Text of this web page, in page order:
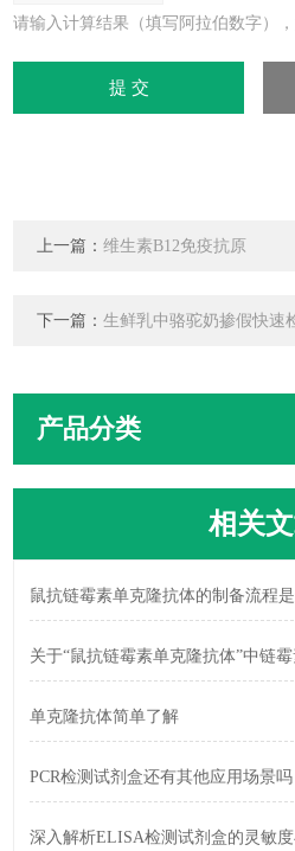
请输入计算结果（填写阿拉伯数字）
上一篇：维生素B12免疫抗原
下一篇：生鲜乳中骆驼奶掺假快速
产品分类
相关
鼠抗链霉素单克隆抗体的制备流程
关于“鼠抗链霉素单克隆抗体”中链
单克隆抗体简单了解
PCR检测试剂盒还有其他应用场景吗
深入解析ELISA检测试剂盒的灵敏